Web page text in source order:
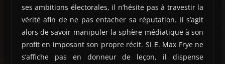
ses ambitions électorales, il n’hésite pas à travestir la
vérité afin de ne pas entacher sa réputation. Il s’agit
alors de savoir manipuler la sphère médiatique à son
profit en imposant son propre récit. Si E. Max Frye ne
s’affiche pas en donneur de leçon, il dispense